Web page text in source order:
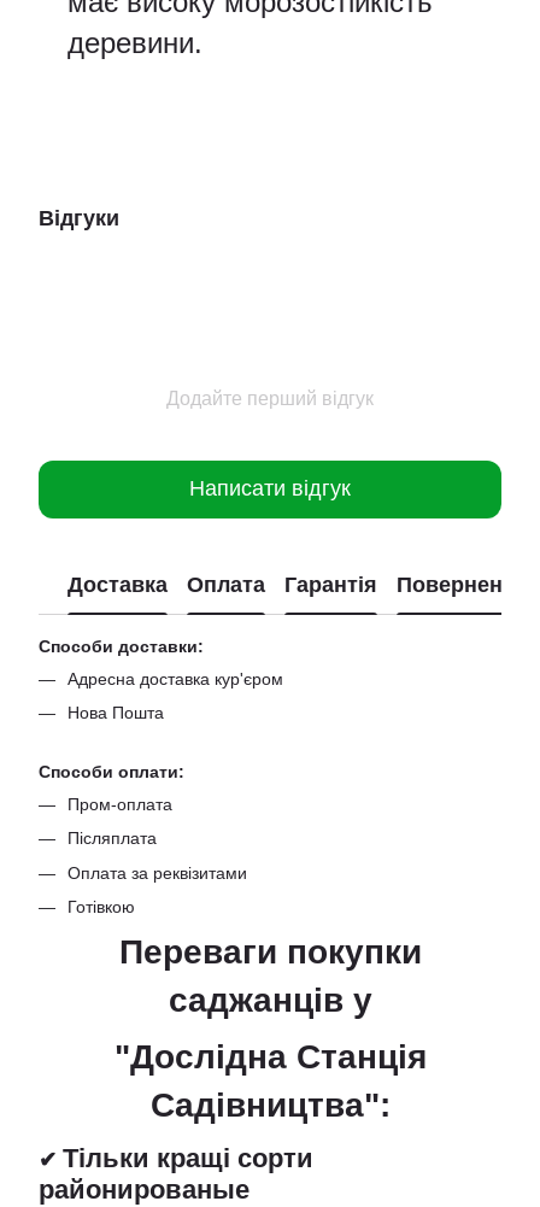
деревини.
Відгуки
Додайте перший відгук
Написати відгук
Доставка Оплата Гарантія Повернення
Способи доставки:
Адресна доставка кур'єром
Нова Пошта
Способи оплати:
Пром-оплата
Післяплата
Оплата за реквізитами
Готівкою
Переваги покупки
саджанців у
"Дослідна Станція
Садівництва":
✔ Тільки кращі сорти
районированые